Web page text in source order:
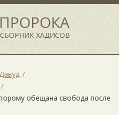
ХАДИСОВ
обещана свобода после